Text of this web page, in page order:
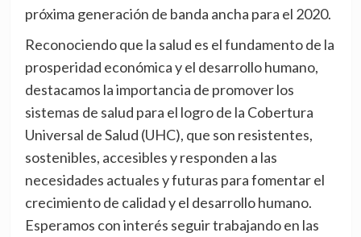
próxima generación de banda ancha para el 2020.
Reconociendo que la salud es el fundamento de la
prosperidad económica y el desarrollo humano,
destacamos la importancia de promover los
sistemas de salud para el logro de la Cobertura
Universal de Salud (UHC), que son resistentes,
sostenibles, accesibles y responden a las
necesidades actuales y futuras para fomentar el
crecimiento de calidad y el desarrollo humano.
Esperamos con interés seguir trabajando en las